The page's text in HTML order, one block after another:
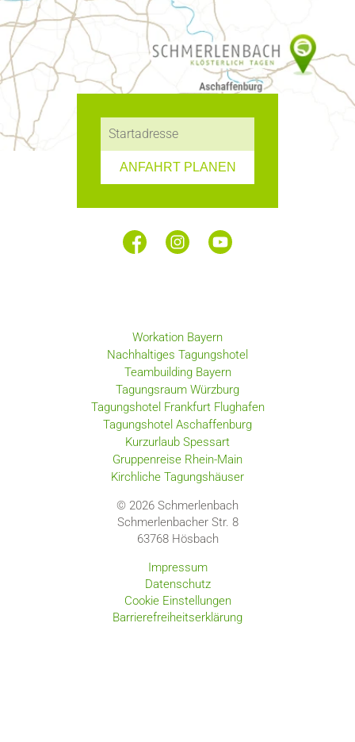
ANFAHRT PLANEN
Workation Bayern
Nachhaltiges Tagungshotel
Teambuilding Bayern
Tagungsraum Würzburg
Tagungshotel Frankfurt Flughafen
Tagungshotel Aschaffenburg
Kurzurlaub Spessart
Gruppenreise Rhein-Main
Kirchliche Tagungshäuser
© 2026 Schmerlenbach
Schmerlenbacher Str. 8
63768Hösbach
Impressum
Datenschutz
Cookie Einstellungen
Barrierefreiheitserklärung